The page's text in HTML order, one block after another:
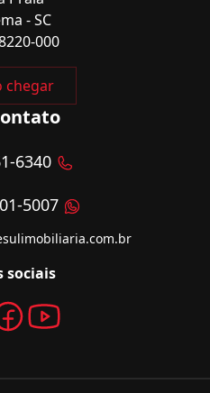
- SC
000
chegar
6340
5007
sociais